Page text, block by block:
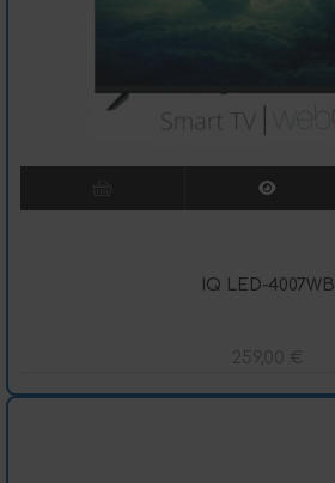
IQ LED-4007WB
259,00 €